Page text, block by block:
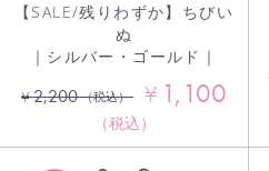
【SALE/残りわずか】ちびい
ぬ
｜シルバー・ゴールド｜
¥2,200 （税込） ¥ 1,100
（税込）